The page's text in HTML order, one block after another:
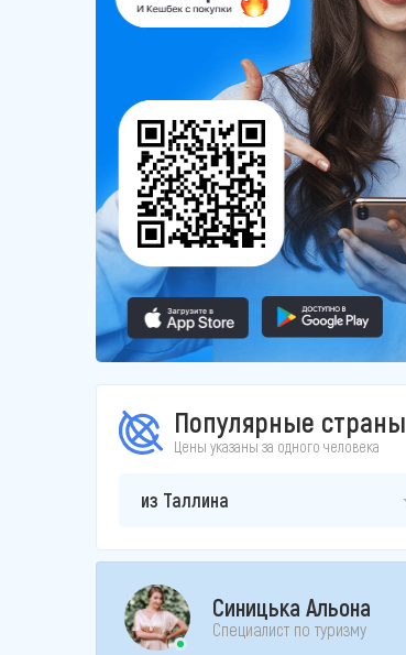
Популярные страны
Цены указаны за одного человека
из Таллина
Синицька Альона
Специалист по туризму